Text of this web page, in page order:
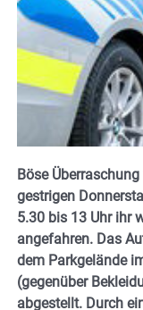
Böse
gestrigen
5.30 bis 13 Uhr ihr
angefahren. Das
dem Parkgelände
(gegenüber
abgestellt. Durch